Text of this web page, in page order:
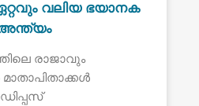
വലിയ ഭയാനക
രാജാവും